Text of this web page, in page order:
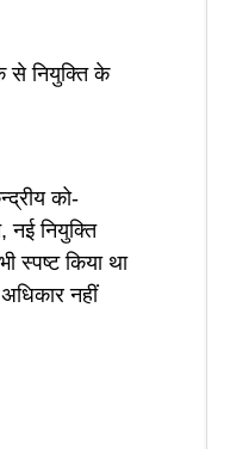
से नियुक्ति के
को-
नई नियुक्ति
स्पष्ट किया था
नहीं